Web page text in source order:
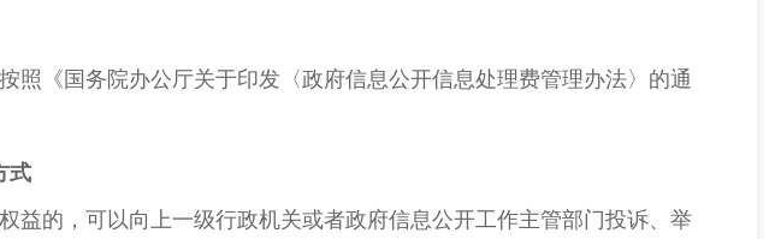
《国务院办公厅关于印发〈政府信息公开信息处理费管理办法〉的通
式
的，可以向上一级行政机关或者政府信息公开工作主管部门投诉、举